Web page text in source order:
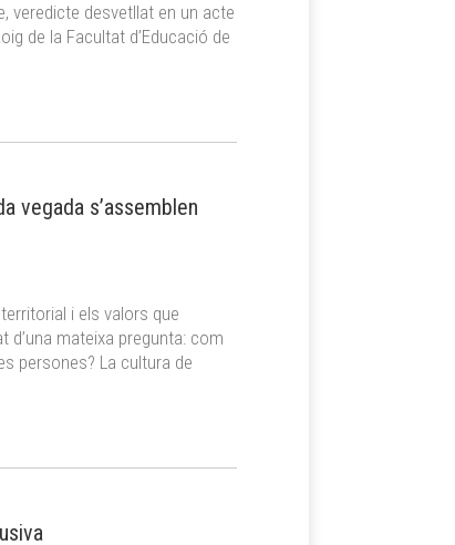
veredicte desvetllat en un acte
de la Facultat d’Educació de
vegada s’assemblen
i els valors que
d’una mateixa pregunta: com
persones? La cultura de